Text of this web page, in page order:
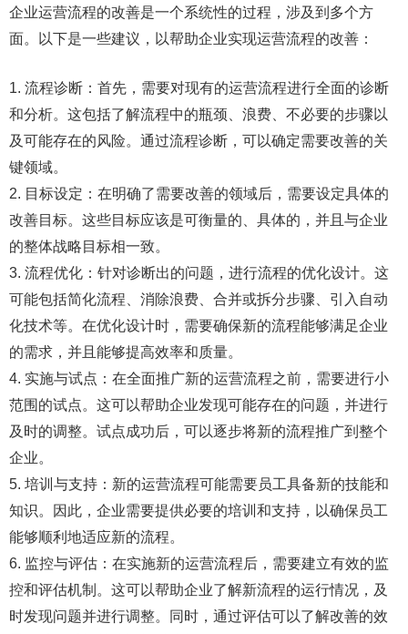
企业运营流程的改善是一个系统性的过程，涉及到多个方
面。以下是一些建议，以帮助企业实现运营流程的改善：
1. 流程诊断：首先，需要对现有的运营流程进行全面的诊断
和分析。这包括了解流程中的瓶颈、浪费、不必要的步骤以
及可能存在的风险。通过流程诊断，可以确定需要改善的关
键领域。
2. 目标设定：在明确了需要改善的领域后，需要设定具体的
改善目标。这些目标应该是可衡量的、具体的，并且与企业
的整体战略目标相一致。
3. 流程优化：针对诊断出的问题，进行流程的优化设计。这
可能包括简化流程、消除浪费、合并或拆分步骤、引入自动
化技术等。在优化设计时，需要确保新的流程能够满足企业
的需求，并且能够提高效率和质量。
4. 实施与试点：在全面推广新的运营流程之前，需要进行小
范围的试点。这可以帮助企业发现可能存在的问题，并进行
及时的调整。试点成功后，可以逐步将新的流程推广到整个
企业。
5. 培训与支持：新的运营流程可能需要员工具备新的技能和
知识。因此，企业需要提供必要的培训和支持，以确保员工
能够顺利地适应新的流程。
6. 监控与评估：在实施新的运营流程后，需要建立有效的监
控和评估机制。这可以帮助企业了解新流程的运行情况，及
时发现问题并进行调整。同时，通过评估可以了解改善的效